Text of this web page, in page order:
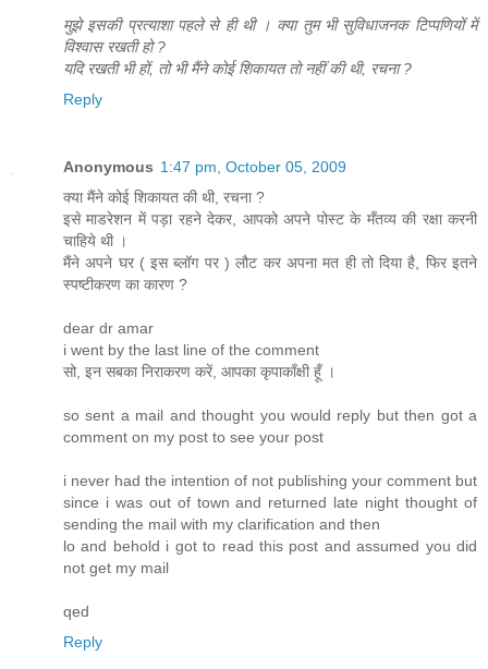
मुझे इसकी प्रत्याशा पहले से ही थी । क्या तुम भी सुविधाजनक टिप्पणियों में
विश्वास रखती हो ?
यदि रखती भी हों, तो भी मैंने कोई शिकायत तो नहीं की थी, रचना ?
Reply
Anonymous 1:47 pm, October 05, 2009
क्या मैंने कोई शिकायत की थी, रचना ?
इसे माडरेशन में पड़ा रहने देकर, आपको अपने पोस्ट के मँतव्य की रक्षा करनी
चाहिये थी ।
मैंने अपने घर ( इस ब्लॉग पर ) लौट कर अपना मत ही तो दिया है, फिर इतने
स्पष्टीकरण का कारण ?
dear dr amar
i went by the last line of the comment
सो, इन सबका निराकरण करें, आपका कृपाकाँक्षी हूँ ।
so sent a mail and thought you would reply but then got a
comment on my post to see your post
i never had the intention of not publishing your comment but
since i was out of town and returned late night thought of
sending the mail with my clarification and then
lo and behold i got to read this post and assumed you did
not get my mail
qed
Reply